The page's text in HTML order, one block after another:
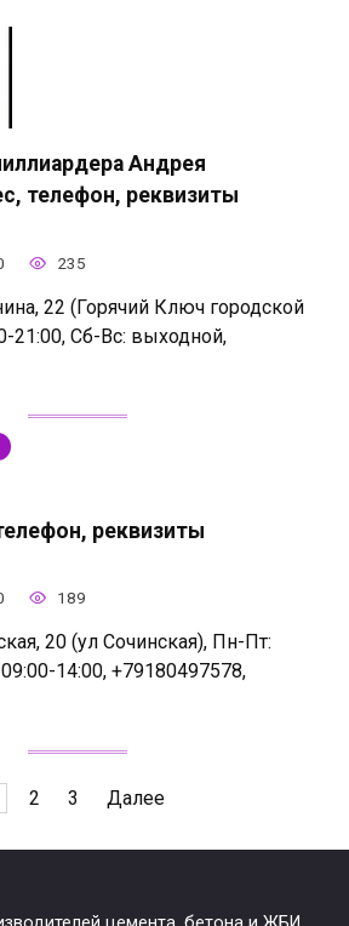
Андрея
телефон, реквизиты
235
22 (Горячий Ключ городской
21:00, Сб-Вс: выходной,
реквизиты
189
20 (ул Сочинская), Пн-Пт:
14:00, +79180497578,
2 3 Далее